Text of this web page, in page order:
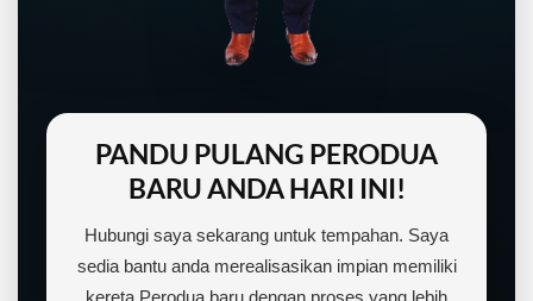
PANDU PULANG PERODUA
BARU ANDA HARI INI!
Hubungi saya sekarang untuk tempahan. Saya
sedia bantu anda merealisasikan impian memiliki
kereta Perodua baru dengan proses yang lebih